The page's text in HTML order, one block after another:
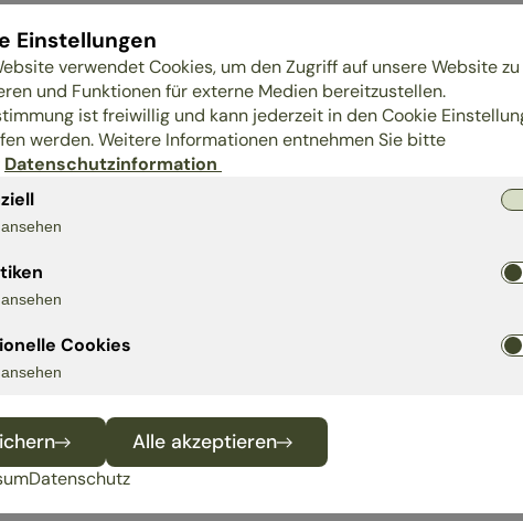
Einstellungen
verwendet Cookies, um den Zugriff auf unsere Website zu
und Funktionen für externe Medien bereitzustellen.
ist freiwillig und kann jederzeit in den Cookie
werden. Weitere Informationen entnehmen Sie bitte
Datenschutzinformation
Cookies
Alle akzeptieren
Datenschutz